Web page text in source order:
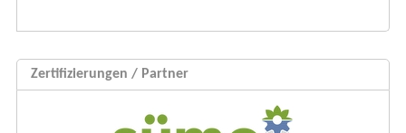
Zertifizierungen / Partner